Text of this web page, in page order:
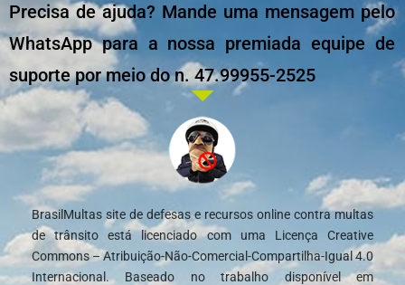
Precisa de ajuda? Mande uma mensagem pelo
WhatsApp para a nossa premiada equipe de
suporte por meio do n. 47.99955-2525
BrasilMultas site de defesas e recursos online contra multas
de trânsito está licenciado com uma Licença Creative
Commons – Atribuição-Não-Comercial-Compartilha-Igual 4.0
Internacional. Baseado no trabalho disponível em